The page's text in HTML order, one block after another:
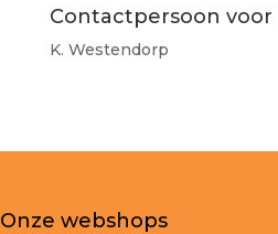
Contactpersoon voor
K. Westendorp
Onze webshops